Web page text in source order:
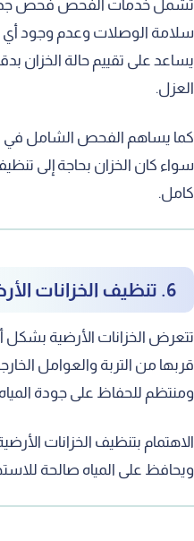
تشمل خدمات الفحص فحص
سلامة الوصلات وعدم وجود
يساعد على تقييم حالة الخزان
العزل.
كما يساهم الفحص الشامل في
سواء كان الخزان بحاجة إلى
كامل.
6. تنظيف الخزانات الأرضية بكفاءة عالية
تتعرض الخزانات الأرضية بشكل
قربها من التربة والعوامل
ومنتظم للحفاظ على جودة
الاهتمام بتنظيف الخزانات
ويحافظ على المياه صالحة